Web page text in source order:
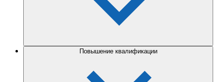
Повышение квалификации